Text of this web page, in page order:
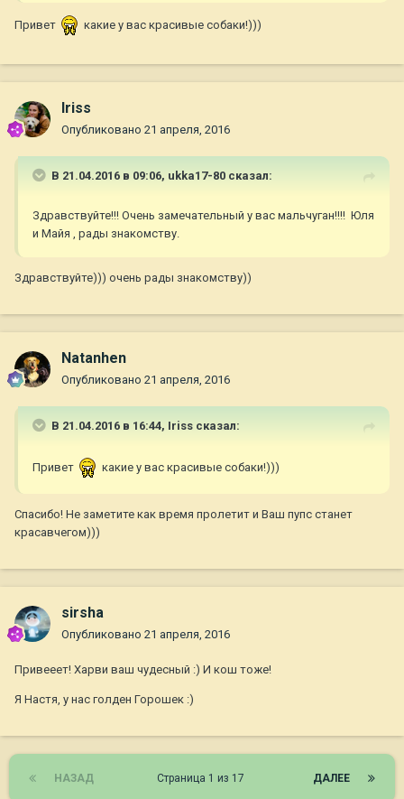
Привет какие у вас красивые собаки!)))
Iriss
Опубликовано 21 апреля, 2016
В 21.04.2016 в 09:06, ukka17-80 сказал:
Здравствуйте!!! Очень замечательный у вас мальчуган!!!! Юля
и Майя , рады знакомству.
Здравствуйте))) очень рады знакомству))
Natanhen
Опубликовано 21 апреля, 2016
В 21.04.2016 в 16:44, Iriss сказал:
Привет какие у вас красивые собаки!)))
Спасибо! Не заметите как время пролетит и Ваш пупс станет
красавчегом)))
sirsha
Опубликовано 21 апреля, 2016
Привееет! Харви ваш чудесный :) И кош тоже!
Я Настя, у нас голден Горошек :)
НАЗАД ДАЛЕЕ
Страница 1 из 17